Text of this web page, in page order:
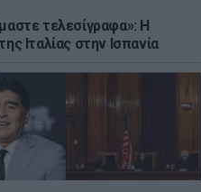
τελεσίγραφα»: Η
Ιταλίας στην Ισπανία